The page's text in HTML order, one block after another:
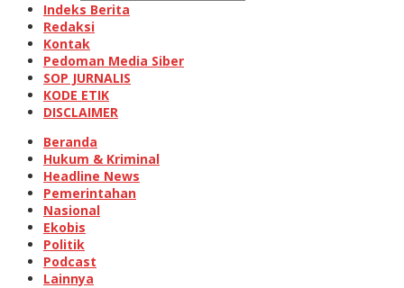
Indeks Berita
Redaksi
Kontak
Pedoman Media Siber
SOP JURNALIS
KODE ETIK
DISCLAIMER
Beranda
Hukum & Kriminal
Headline News
Pemerintahan
Nasional
Ekobis
Politik
Podcast
Lainnya